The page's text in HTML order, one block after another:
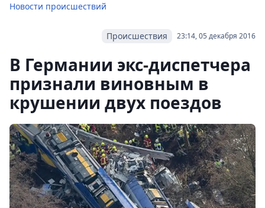
Новости происшествий
23:14, 05 декабря 2016
Происшествия
В Германии экс-диспетчера
признали виновным в
крушении двух поездов